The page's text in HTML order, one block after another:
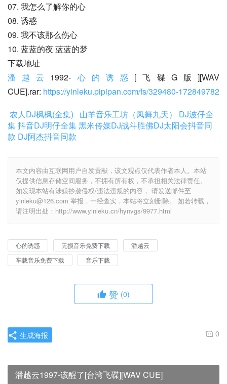
07. 我怎么了解你的心
08. 诱惑
09. 我不该那么伤心
10. 蓝蓝的夜 蓝蓝的梦
下载地址
潘越云 1992- 心的诱惑 [飞碟G版][WAV
CUE].rar: https://yinleku.pipipan.com/fs/329480-172849782
农人DJ枫枫(全集)
山羊音乐工坊（凤舞九天）
DJ波仔全
集抖音DJ明仔全集黑米传媒DJ战斗胜佛DJ太阳会抖音同
款 DJ阿杰抖音同款
本文内容由互联网用户自发贡献，该文观点仅代表作者本人。本站
仅提供信息存储空间服务，不拥有所有权，不承担相关法律责任。
如发现本站有涉嫌抄袭侵权/违法违规的内容， 请发送邮件至
yinleku@126.com 举报，一经查实，本站将立刻删除。 如若转载，
请注明出处：http://www.yinleku.cn/hynvgs/9977.html
心的诱惑 无损音乐免费下载
潘越云
车载音乐免费下载
音乐下载
赞 (0)
0
生成海报
潘越云1997-该醒了[台湾飞碟][WAV CUE]